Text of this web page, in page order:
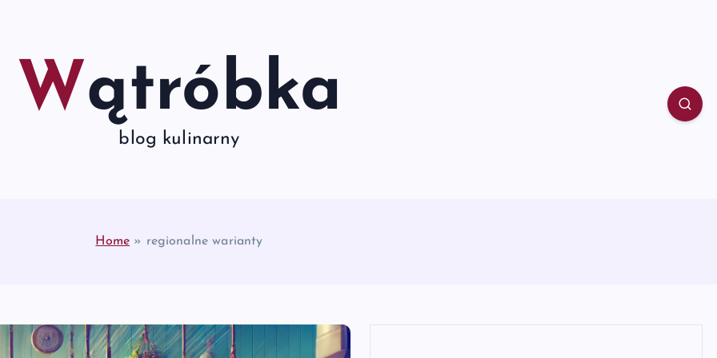
Wątróbka
blog kulinarny
Home » regionalne warianty